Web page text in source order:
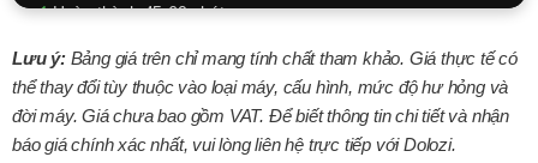
Hoàn thành 45-60 phút
150k - 350k
XEM CHI TIẾT
Lưu ý:Bảng giá trên chỉ mang tính chất tham khảo. Giá thực tế có
thể thay đổi tùy thuộc vào loại máy, cấu hình, mức độ hư hỏng và
đời máy. Giá chưa bao gồm VAT. Để biết thông tin chi tiết và nhận
báo giá chính xác nhất, vui lòng liên hệ trực tiếp với Dolozi.